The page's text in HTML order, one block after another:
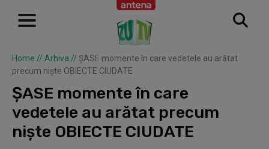
Home // Arhiva // ȘASE momente în care vedetele au arătat
precum niște OBIECTE CIUDATE
ȘASE momente în care
vedetele au arătat precum
niște OBIECTE CIUDATE